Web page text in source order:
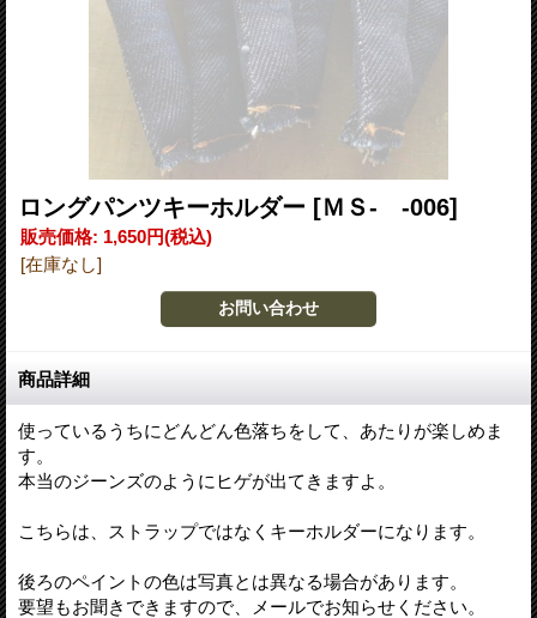
ロングパンツキーホルダー [ＭＳ- -006]
販売価格: 1,650円(税込)
[在庫なし]
商品詳細
使っているうちにどんどん色落ちをして、あたりが楽しめま
す。
本当のジーンズのようにヒゲが出てきますよ。
こちらは、ストラップではなくキーホルダーになります。
後ろのペイントの色は写真とは異なる場合があります。
要望もお聞きできますので、メールでお知らせください。